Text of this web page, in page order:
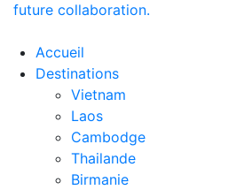
future collaboration.
Accueil
Destinations
Vietnam
Laos
Cambodge
Thailande
Birmanie